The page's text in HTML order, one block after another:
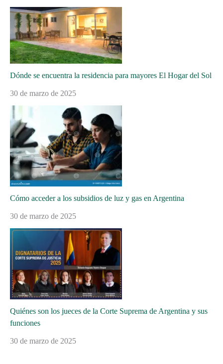
Dónde se encuentra la residencia para mayores El Hogar del Sol
30 de marzo de 2025
Cómo acceder a los subsidios de luz y gas en Argentina
30 de marzo de 2025
Quiénes son los jueces de la Corte Suprema de Argentina y sus
funciones
30 de marzo de 2025